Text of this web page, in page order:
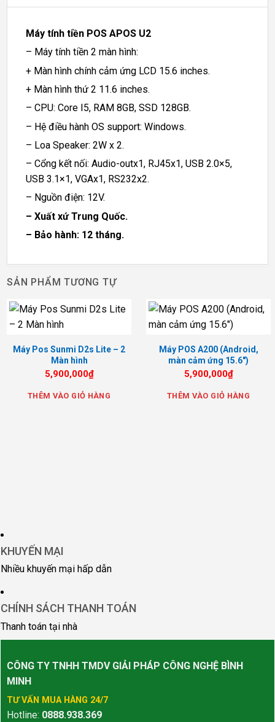
Máy tính tiền POS APOS U2
– Máy tính tiền 2 màn hình:
+ Màn hình chính cảm ứng LCD 15.6 inches.
+ Màn hình thứ 2 11.6 inches.
– CPU: Core I5, RAM 8GB, SSD 128GB.
– Hệ điều hành OS support: Windows.
– Loa Speaker: 2W x 2.
– Cổng kết nối: Audio-outx1, RJ45x1, USB 2.0×5,
USB 3.1×1, VGAx1, RS232x2.
– Nguồn điện: 12V.
– Xuất xứ Trung Quốc.
– Bảo hành: 12 tháng.
SẢN PHẨM TƯƠNG TỰ
Máy Pos Sunmi D2s Lite – 2
Màn hình
5,900,000₫
THÊM VÀO GIỎ HÀNG
Máy POS A200 (Android,
màn cảm ứng 15.6″)
5,900,000₫
THÊM VÀO GIỎ HÀNG
KHUYẾN MẠI
Nhiều khuyến mại hấp dẫn
CHÍNH SÁCH THANH TOÁN
Thanh toán tại nhà
CÔNG TY TNHH TMDV GIẢI PHÁP CÔNG NGHỆ BÌNH
MINH
TƯ VẤN MUA HÀNG 24/7
Hotline: 0888.938.369